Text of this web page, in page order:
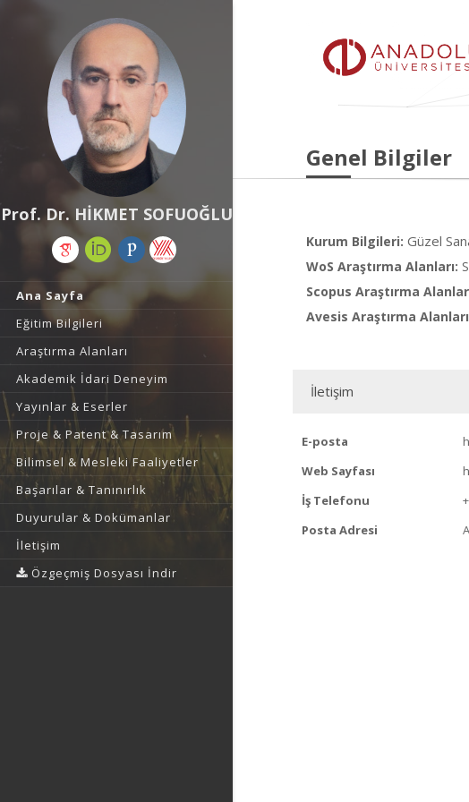
Prof. Dr. HİKMET SOFUOĞLU
Ana Sayfa
Eğitim Bilgileri
Araştırma Alanları
Akademik İdari Deneyim
Yayınlar & Eserler
Proje & Patent & Tasarım
Bilimsel & Mesleki Faaliyetler
Başarılar & Tanınırlık
Duyurular & Dokümanlar
İletişim
Özgeçmiş Dosyası İndir
Genel Bilgiler
Kurum Bilgileri: Güzel
WoS Araştırma Alanları:
Scopus Araştırma
Avesis Araştırma
İletişim
E-posta
Web Sayfası
İş Telefonu
Posta Adresi